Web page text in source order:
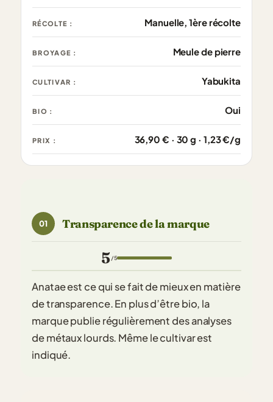
RÉCOLTE : Manuelle, 1ère récolte
BROYAGE : Meule de pierre
CULTIVAR : Yabukita
BIO : Oui
PRIX : 36,90 € · 30 g · 1,23 €/g
01 Transparence de la marque
5/5
Anatae est ce qui se fait de mieux en matière
de transparence. En plus d’être bio, la
marque publie régulièrement des analyses
de métaux lourds. Même le cultivar est
indiqué.